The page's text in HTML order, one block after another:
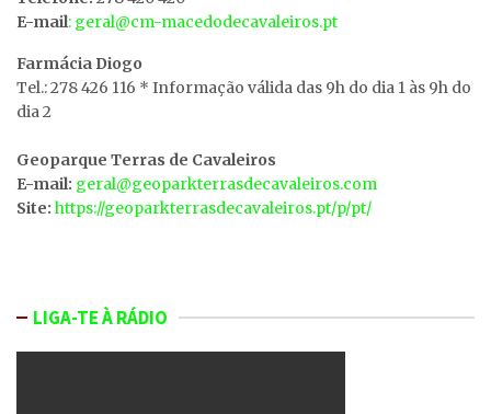
E-mail: geral@cm-macedodecavaleiros.pt
Farmácia Diogo
Tel.: 278 426 116 * Informação válida das 9h do dia 1 às 9h do
dia 2
Geoparque Terras de Cavaleiros
E-mail: geral@geoparkterrasdecavaleiros.com
Site: https://geoparkterrasdecavaleiros.pt/p/pt/
LIGA-TE À RÁDIO